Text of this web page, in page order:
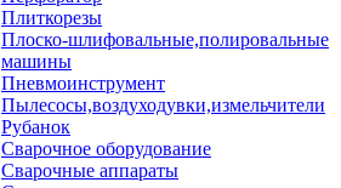
Плиткорезы
Плоско-шлифовальные,полировальные
машины
Пневмоинструмент
Пылесосы,воздуходувки,измельчители
Рубанок
Сварочное оборудование
Сварочные аппараты